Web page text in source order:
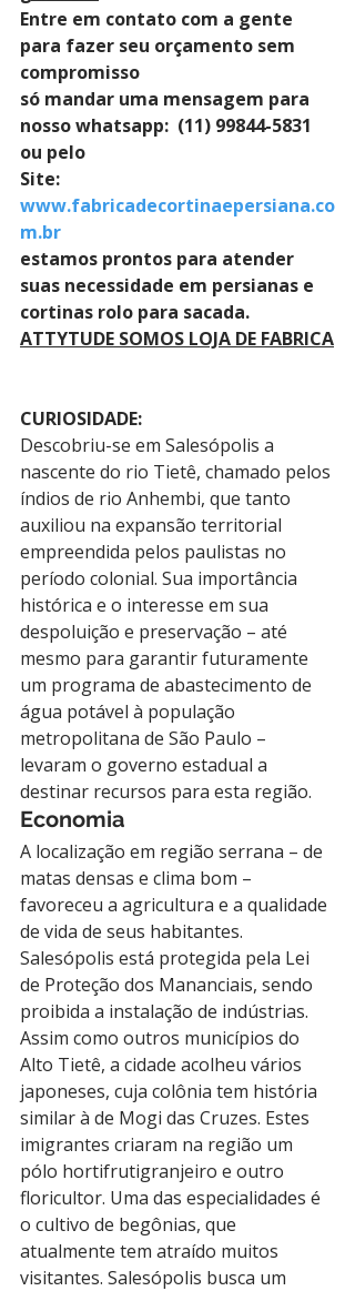
Entre em contato com a gente
para fazer seu orçamento sem
compromisso
só mandar uma mensagem para
nosso whatsapp:  (11) 99844-5831
ou pelo
Site:
www.fabricadecortinaepersiana.co
m.br
estamos prontos para atender
suas necessidade em persianas e
cortinas rolo para sacada.
ATTYTUDE SOMOS LOJA DE FABRICA
CURIOSIDADE:
Descobriu-se em Salesópolis a
nascente do rio Tietê, chamado pelos
índios de rio Anhembi, que tanto
auxiliou na expansão territorial
empreendida pelos paulistas no
período colonial. Sua importância
histórica e o interesse em sua
despoluição e preservação – até
mesmo para garantir futuramente
um programa de abastecimento de
água potável à população
metropolitana de São Paulo –
levaram o governo estadual a
destinar recursos para esta região.
Economia
A localização em região serrana – de
matas densas e clima bom –
favoreceu a agricultura e a qualidade
de vida de seus habitantes.
Salesópolis está protegida pela Lei
de Proteção dos Mananciais, sendo
proibida a instalação de indústrias.
Assim como outros municípios do
Alto Tietê, a cidade acolheu vários
japoneses, cuja colônia tem história
similar à de Mogi das Cruzes. Estes
imigrantes criaram na região um
pólo hortifrutigranjeiro e outro
floricultor. Uma das especialidades é
o cultivo de begônias, que
atualmente tem atraído muitos
visitantes. Salesópolis busca um